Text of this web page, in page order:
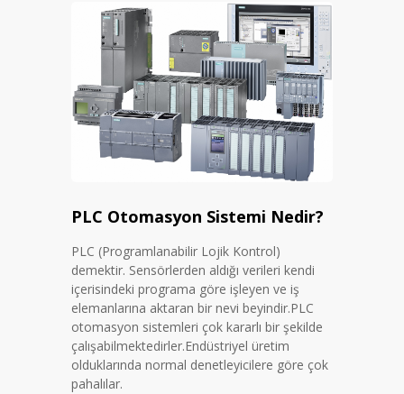
PLC Otomasyon Sistemi Nedir?
PLC (Programlanabilir Lojik Kontrol)
demektir. Sensörlerden aldığı verileri kendi
içerisindeki programa göre işleyen ve iş
elemanlarına aktaran bir nevi beyindir.PLC
otomasyon sistemleri çok kararlı bir şekilde
çalışabilmektedirler.Endüstriyel üretim
olduklarında normal denetleyicilere göre çok
pahalılar.